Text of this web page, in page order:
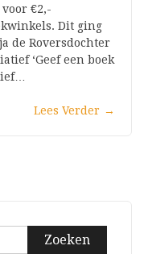
€2,-
Dit ging
de Roversdochter
‘Geef een boek
Lees Verder →